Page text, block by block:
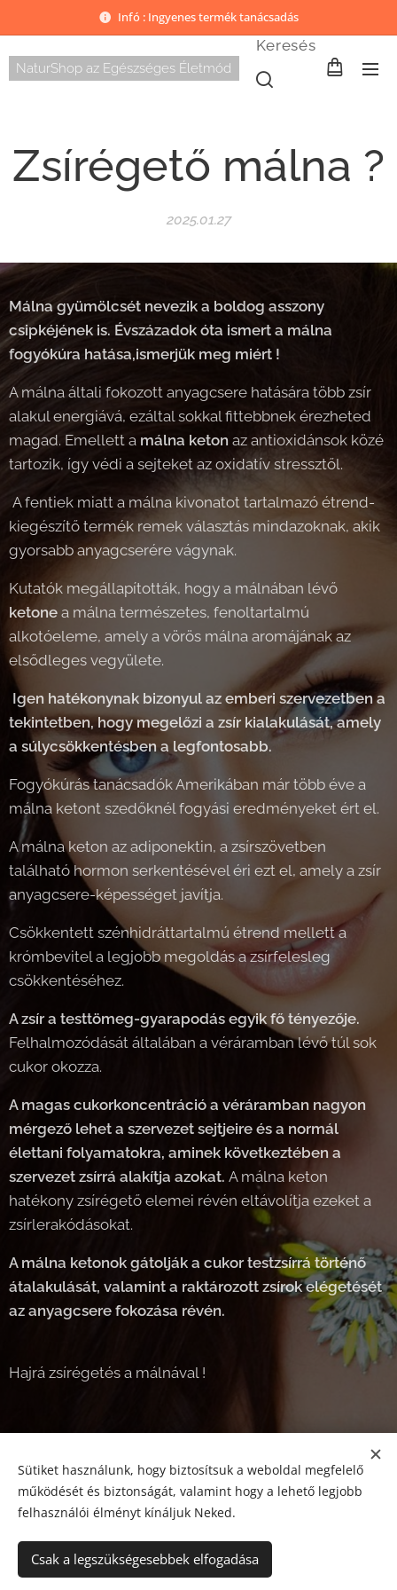
Infó : Ingyenes termék tanácsadás
NaturShop az Egészséges Életmód
Keresés
Zsírégető málna ?
2025.01.27
Málna gyümölcsét nevezik a boldog asszony
csipkéjének is. Évszázadok óta ismert a málna
fogyókúra hatása,ismerjük meg miért !
A málna általi fokozott anyagcsere hatására több zsír
alakul energiává, ezáltal sokkal fittebbnek érezheted
magad. Emellett a málna keton az antioxidánsok közé
tartozik, így védi a sejteket az oxidatív stressztől.
A fentiek miatt a málna kivonatot tartalmazó étrend-
kiegészítő termék remek választás mindazoknak, akik
gyorsabb anyagcserére vágynak.
Kutatók megállapították, hogy a málnában lévő
ketone a málna természetes, fenoltartalmú
alkotóeleme, amely a vörös málna aromájának az
elsődleges vegyülete.
Igen hatékonynak bizonyul az emberi szervezetben a
tekintetben, hogy megelőzi a zsír kialakulását, amely
a súlycsökkentésben a legfontosabb.
Fogyókúrás tanácsadók Amerikában már több éve a
málna ketont szedőknél fogyási eredményeket ért el.
A málna keton az adiponektin, a zsírszövetben
található hormon serkentésével éri ezt el, amely a zsír
anyagcsere-képességet javítja.
Csökkentett szénhidráttartalmú étrend mellett a
krómbevitel a legjobb megoldás a zsírfelesleg
csökkentéséhez.
A zsír a testtömeg-gyarapodás egyik fő tényezője.
Felhalmozódását általában a véráramban lévő túl sok
cukor okozza.
A magas cukorkoncentráció a véráramban nagyon
mérgező lehet a szervezet sejtjeire és a normál
élettani folyamatokra, aminek következtében a
szervezet zsírrá alakítja azokat. A málna keton
hatékony zsírégető elemei révén eltávolítja ezeket a
zsírlerakódásokat.
A málna ketonok gátolják a cukor testzsírrá történő
átalakulását, valamint a raktározott zsírok elégetését
az anyagcsere fokozása révén.
Hajrá zsírégetés a málnával !
Share
© 2024 Minden jog fenntartva
Sütiket használunk, hogy biztosítsuk a weboldal megfelelő
működését és biztonságát, valamint hogy a lehető legjobb
felhasználói élményt kínáljuk Neked.
Csak a legszükségesebbek elfogadása